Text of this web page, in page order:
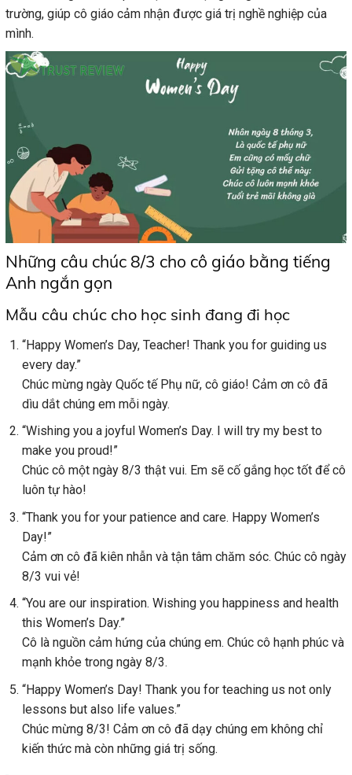
trường, giúp cô giáo cảm nhận được giá trị nghề nghiệp của
mình.
Những câu chúc 8/3 cho cô giáo bằng tiếng
Anh ngắn gọn
Mẫu câu chúc cho học sinh đang đi học
“Happy Women’s Day, Teacher! Thank you for guiding us
every day.”
Chúc mừng ngày Quốc tế Phụ nữ, cô giáo! Cảm ơn cô đã
dìu dắt chúng em mỗi ngày.
“Wishing you a joyful Women’s Day. I will try my best to
make you proud!”
Chúc cô một ngày 8/3 thật vui. Em sẽ cố gắng học tốt để cô
luôn tự hào!
“Thank you for your patience and care. Happy Women’s
Day!”
Cảm ơn cô đã kiên nhẫn và tận tâm chăm sóc. Chúc cô ngày
8/3 vui vẻ!
“You are our inspiration. Wishing you happiness and health
this Women’s Day.”
Cô là nguồn cảm hứng của chúng em. Chúc cô hạnh phúc và
mạnh khỏe trong ngày 8/3.
“Happy Women’s Day! Thank you for teaching us not only
lessons but also life values.”
Chúc mừng 8/3! Cảm ơn cô đã dạy chúng em không chỉ
kiến thức mà còn những giá trị sống.